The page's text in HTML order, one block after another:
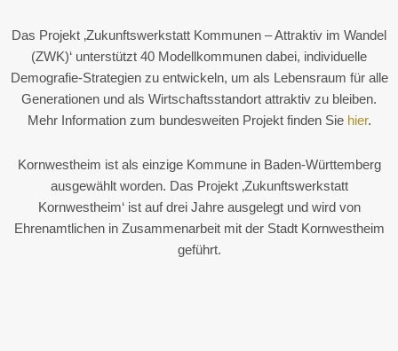
Das Projekt ‚Zukunftswerkstatt Kommunen – Attraktiv im Wandel
(ZWK)‘ unterstützt 40 Modellkommunen dabei, individuelle
Demografie-Strategien zu entwickeln, um als Lebensraum für alle
Generationen und als Wirtschaftsstandort attraktiv zu bleiben.
Mehr Information zum bundesweiten Projekt finden Sie hier.
Kornwestheim ist als einzige Kommune in Baden-Württemberg
ausgewählt worden. Das Projekt ‚Zukunftswerkstatt
Kornwestheim‘ ist auf drei Jahre ausgelegt und wird von
Ehrenamtlichen in Zusammenarbeit mit der Stadt Kornwestheim
geführt.